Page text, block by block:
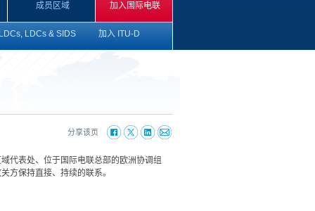
LDCs & SIDS 加入 ITU-D
成员区域 加入国际电联
分享该页
代表处、位于国际电联总部的欧洲协调组
方保持直接、持续的联系。